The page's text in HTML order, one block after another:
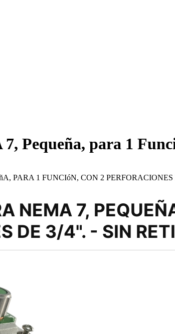
Pequeña, para 1
PARA 1 FUNCIóN, CON 2
NEMA 7,
DE 3/4". - SIN